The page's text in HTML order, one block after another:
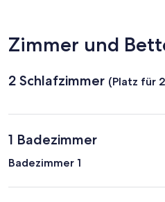
Zimmer und
2 Schlafzimmer (Platz für
1 Badezimmer
Badezimmer 1